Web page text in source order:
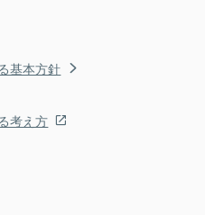
基本方針
考え方